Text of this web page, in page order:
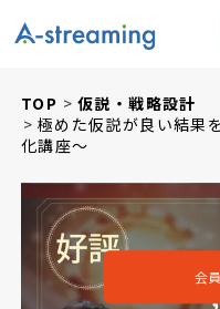
TOP
仮説・戦略設計
極めた仮説が良い結果
化講座～
会